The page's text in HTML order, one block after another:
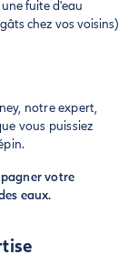
fuite d'eau
chez vos voisins)
notre expert,
vous puissiez
votre
eaux.